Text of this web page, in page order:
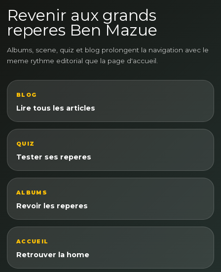
Revenir aux grands
reperes Ben Mazue
Albums, scene, quiz et blog prolongent la navigation avec le
meme rythme editorial que la page d'accueil.
BLOG
Lire tous les articles
QUIZ
Tester ses reperes
ALBUMS
Revoir les reperes
ACCUEIL
Retrouver la home